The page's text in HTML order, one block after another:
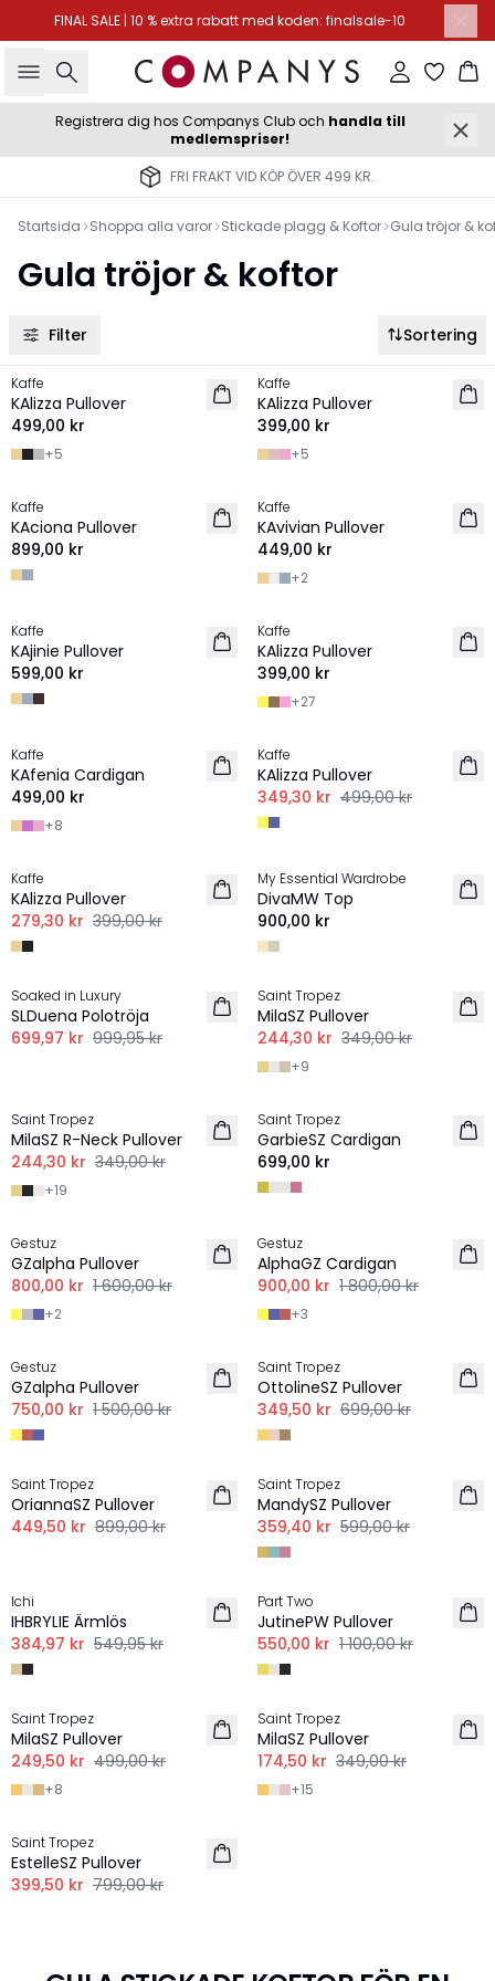
FINAL SALE | 10 % extra rabatt med koden: finalsale-10
Sök Logga in
Registrera dig hos Companys Club och handla till
medlemspriser!
FRI FRAKT VID KÖP ÖVER 499 KR.
Startsida Shoppa alla varor Stickade plagg & Koftor Gula tröjor &
Gula tröjor & koftor
Filter Sortering
NYHET
Kaffe
KAlizza Pullover
499,00 kr
+5
NYHET
Kaffe
KAlizza Pullover
399,00 kr
+5
NYHET
Kaffe
KAciona Pullover
899,00 kr
NYHET
Kaffe
KAvivian Pullover
449,00 kr
+2
NYHET
Kaffe
KAjinie Pullover
599,00 kr
NYHET
Kaffe
KAlizza Pullover
399,00 kr
+27
NYHET
Kaffe
KAfenia Cardigan
499,00 kr
+8
-30%
Kaffe
KAlizza Pullover
349,30 kr 499,00 kr
-30%
Kaffe
KAlizza Pullover
279,30 kr 399,00 kr
LINNE
My Essential Wardrobe
DivaMW Top
900,00 kr
-30%
Soaked in Luxury
SLDuena Polotröja
699,97 kr 999,95 kr
-30%
Saint Tropez
MilaSZ Pullover
244,30 kr 349,00 kr
+9
Saint Tropez
MilaSZ R-Neck Pullover
244,30 kr 349,00 kr
+19
Saint Tropez
GarbieSZ Cardigan
699,00 kr
-50%
Gestuz
GZalpha Pullover
800,00 kr 1 600,00 kr
+2
Gestuz
AlphaGZ Cardigan
900,00 kr 1 800,00 kr
+3
-50%
Gestuz
GZalpha Pullover
750,00 kr 1 500,00 kr
-50%
Saint Tropez
OttolineSZ Pullover
349,50 kr 699,00 kr
-50%
Saint Tropez
OriannaSZ Pullover
449,50 kr 899,00 kr
-40%
Saint Tropez
MandySZ Pullover
359,40 kr 599,00 kr
Ichi
IHBRYLIE Ärmlös
384,97 kr 549,95 kr
-50%
Part Two
JutinePW Pullover
550,00 kr 1 100,00 kr
-50%
Saint Tropez
MilaSZ Pullover
249,50 kr 499,00 kr
+8
-50%
Saint Tropez
MilaSZ Pullover
174,50 kr 349,00 kr
+15
-50%
Saint Tropez
EstelleSZ Pullover
399,50 kr 799,00 kr